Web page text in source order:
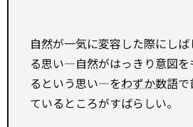
自然が一気に変容した際にし
る思い―自然がはっきり意図を
るという思い―をわずか数語で
ているところがすばらしい。